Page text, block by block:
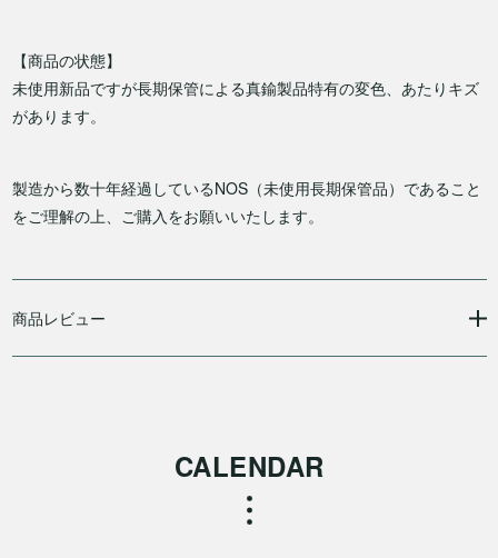
【商品の状態】
未使用新品ですが長期保管による真鍮製品特有の変色、あたりキズ
があります。
製造から数十年経過しているNOS（未使用長期保管品）であること
をご理解の上、ご購入をお願いいたします。
商品レビュー
CALENDAR